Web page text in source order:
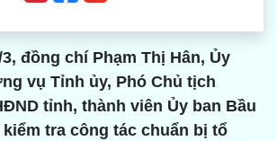
3, đồng chí Phạm Thị Hân, Ủy
vụ Tỉnh ủy, Phó Chủ tịch
tỉnh, thành viên Ủy ban Bầu
tra công tác chuẩn bị tổ